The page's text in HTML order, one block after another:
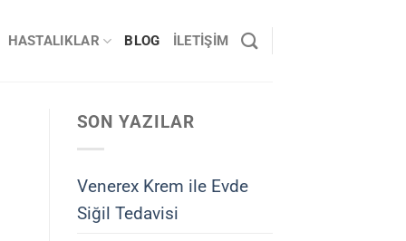
HASTALIKLAR BLOG İLETIŞIM
SON YAZILAR
Venerex Krem ile Evde
Siğil Tedavisi